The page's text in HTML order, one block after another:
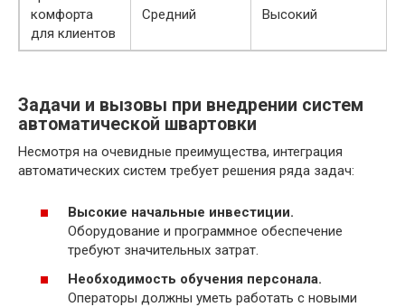
комфорта
для клиентов
Средний Высокий
Задачи и вызовы при внедрении систем
автоматической швартовки
Несмотря на очевидные преимущества, интеграция
автоматических систем требует решения ряда задач:
Высокие начальные инвестиции.
Оборудование и программное обеспечение
требуют значительных затрат.
Необходимость обучения персонала.
Операторы должны уметь работать с новыми